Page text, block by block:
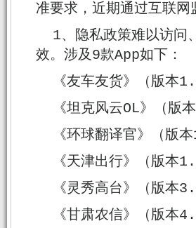
准要求，近期通过互联
1、隐私政策难以访问
效。涉及9款App如下：
《友车友货》（版本
《坦克风云OL》（
《环球翻译官》（版
《天津出行》（版本
《灵秀高台》（版本
《甘肃农信》（版本